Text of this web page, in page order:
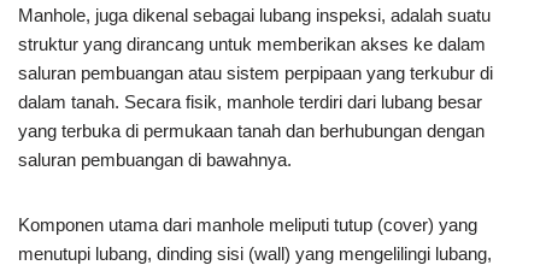
Manhole, juga dikenal sebagai lubang inspeksi, adalah suatu
struktur yang dirancang untuk memberikan akses ke dalam
saluran pembuangan atau sistem perpipaan yang terkubur di
dalam tanah. Secara fisik, manhole terdiri dari lubang besar
yang terbuka di permukaan tanah dan berhubungan dengan
saluran pembuangan di bawahnya.
Komponen utama dari manhole meliputi tutup (cover) yang
menutupi lubang, dinding sisi (wall) yang mengelilingi lubang,